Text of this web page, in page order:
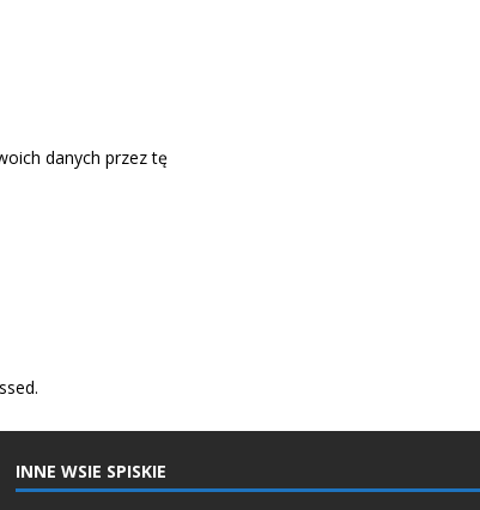
danych przez tę
INNE WSIE SPISKIE